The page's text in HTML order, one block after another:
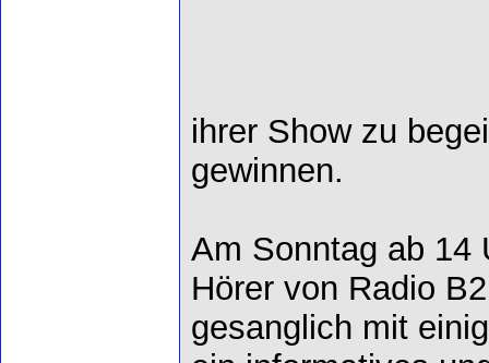
ihrer Show zu
gewinnen.
Am Sonntag ab 14
Hörer von Radio
gesanglich mit